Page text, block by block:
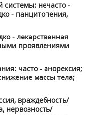
системы: нечасто -
- панцитопения,
- лекарственная
проявлениями
часто - анорексия;
массы тела;
враждебность/
нервозность/